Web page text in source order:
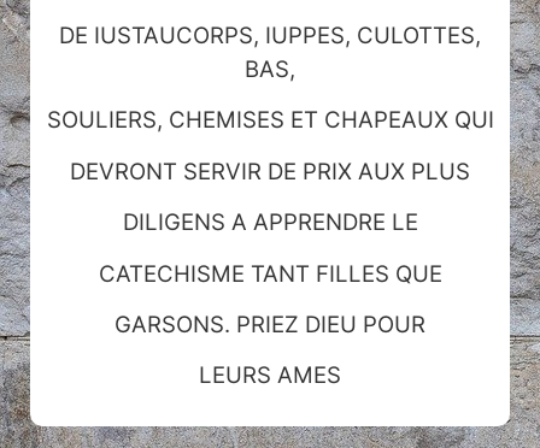
DE IUSTAUCORPS, IUPPES, CULOTTES,
BAS,
SOULIERS, CHEMISES ET CHAPEAUX QUI
DEVRONT SERVIR DE PRIX AUX PLUS
DILIGENS A APPRENDRE LE
CATECHISME TANT FILLES QUE
GARSONS. PRIEZ DIEU POUR
LEURS AMES